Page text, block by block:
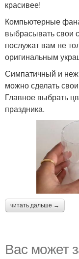
красивее!
Компьютерные
выбрасывать свои
послужат вам не
оригинальным
Симпатичный и
можно сделать
Главное выбрать
праздника.
читать дальше →
Вас может